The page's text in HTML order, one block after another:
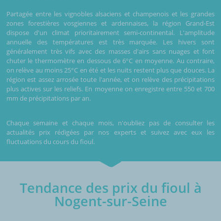
Partagée entre les vignobles alsaciens et champenois et les grandes
zones forestières vosgiennes et ardennaises, la région Grand-Est
dispose d'un climat prioritairement semi-continental. L'amplitude
annuelle des températures est très marquée. Les hivers sont
généralement très vifs avec des masses d'airs sans nuages et font
chuter le thermomètre en dessous de 6°C en moyenne. Au contraire,
on relève au moins 25°C en été et les nuits restent plus que douces. La
région est assez arrosée toute l'année, et on relève des précipitations
plus actives sur les reliefs. En moyenne on enregistre entre 550 et 700
mm de précipitations par an.
Chaque semaine et chaque mois, n'oubliez pas de consulter les
actualités prix rédigées par nos experts et suivez avec eux les
fluctuations du cours du fioul.
Tendance des prix du fioul à
Nogent-sur-Seine